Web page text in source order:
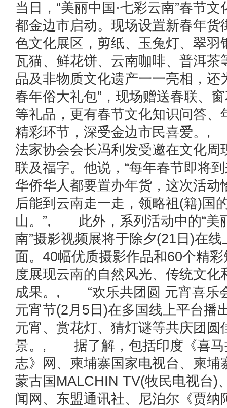
当日，“美丽中国·七彩云南”春节
都金边市启动。现场设置新春年货
色文化展区，剪纸、玉兔灯、翠羽
瓦猫、鲜花饼、云南咖啡、普洱茶
品及非物质文化遗产一一亮相，还
春年俗大礼包”，现场赠送春联、
等礼品，更有春节文化知识问答、
精彩环节，深受金边市民喜爱
法家协会会长冯利发受邀在文化周
联及福字。他说，“每年春节即将
华侨华人都要置办年货，这次活动
后能到云南走一走，领略祖(籍)国
山。”, 此外，系列活动中的“美
南”摄影视频展将于除夕(21日)在
面。40幅优质摄影作品和60个精
度展现云南的自然风光、传统文化
成果。, “欢乐共团圆 元宵喜乐
元宵节(2月5日)在多国线上平台播
元宵、赏花灯、猜灯谜等共庆团圆
景。, 据了解，包括印度《喜马
志》网、柬埔寨国家电视台、柬埔
蒙古国MALCHIN TV(牧民电视台)
闻网、东盟通讯社、尼泊尔《贾纳